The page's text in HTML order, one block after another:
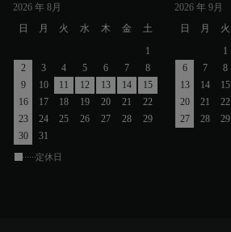
2026 年 8月
日
月 火 水 木 金
土
1
2
3 4 5 6 7
8
9
10 11 12 13 14
15
16
17 18 19 20 21
22
23
24 25 26 27 28
29
30
31
2026 年 9月
日
月 火
1
6
7 8
13
14 15
20
21 22
27
28 29
定休日